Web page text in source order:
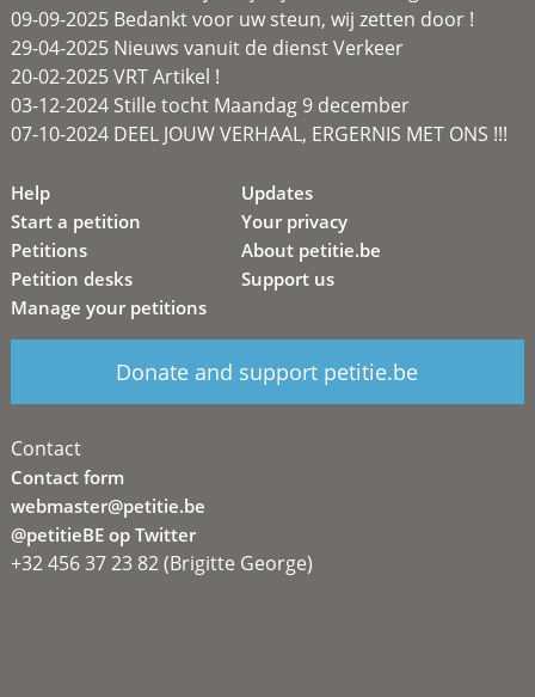
09-09-2025 Bedankt voor uw steun, wij zetten door !
29-04-2025 Nieuws vanuit de dienst Verkeer
20-02-2025 VRT Artikel !
03-12-2024 Stille tocht Maandag 9 december
07-10-2024 DEEL JOUW VERHAAL, ERGERNIS MET ONS !!!
Help
Start a petition
Petitions
Petition desks
Manage your petitions
Updates
Your privacy
About petitie.be
Support us
Donate and support petitie.be
Contact
Contact form
webmaster@petitie.be
@petitieBE op Twitter
+32 456 37 23 82 (Brigitte George)